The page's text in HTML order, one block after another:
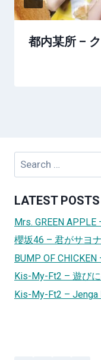
都内某所 –
Search
LATEST POSTS
Mrs. GREEN
櫻坂46 – 君がサヨ
BUMP OF
Kis-My-Ft2 – 遊び
Kis-My-Ft2 – Jenga